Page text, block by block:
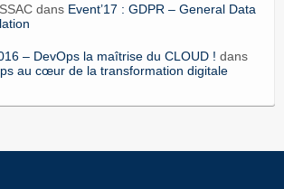
dans Event’17 : GDPR – General Data
– DevOps la maîtrise du CLOUD ! dans
au cœur de la transformation digitale